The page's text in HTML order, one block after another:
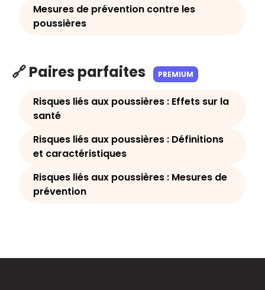
Mesures de prévention contre les
poussières
🔗 Paires parfaites PREMIUM
Risques liés aux poussières : Effets sur la
santé
Risques liés aux poussières : Définitions
et caractéristiques
Risques liés aux poussières : Mesures de
prévention